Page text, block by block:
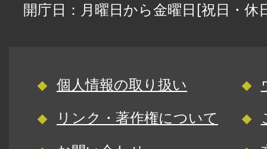
開庁日：月曜日から金曜日[祝日・
個人情報の取り扱い
リンク・著作権について